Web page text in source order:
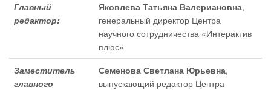
Главный
редактор:
Яковлева Татьяна Валериановна,
генеральный директор Центра
научного сотрудничества «Интерактив
плюс»
Заместитель
главного
Семенова Светлана Юрьевна,
выпускающий редактор Центра